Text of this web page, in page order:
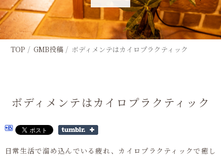
TOP GMB投稿 ボディメンテはカイロプラクティック
ボディメンテはカイロプラクティック
日常生活で溜め込んでいる疲れ、カイロプラクティックで癒し